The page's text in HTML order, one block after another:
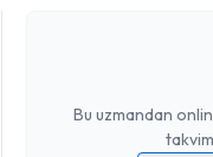
Bu uzmandan
oluşturun. Size bu uzmandan